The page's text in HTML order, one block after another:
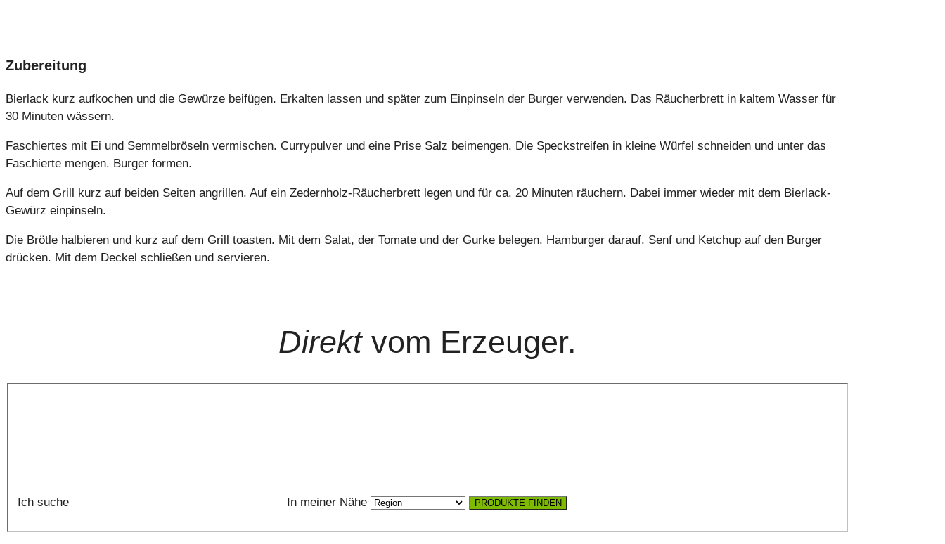
Zubereitung
Bierlack kurz aufkochen und die Gewürze beifügen. Erkalten lassen und später zum Einpinseln der Burger verwenden. Das Räucherbrett in kaltem Wasser für
30 Minuten wässern.
Faschiertes mit Ei und Semmelbröseln vermischen. Currypulver und eine Prise Salz beimengen. Die Speckstreifen in kleine Würfel schneiden und unter das
Faschierte mengen. Burger formen.
Auf dem Grill kurz auf beiden Seiten angrillen. Auf ein Zedernholz-Räucherbrett legen und für ca. 20 Minuten räuchern. Dabei immer wieder mit dem Bierlack-
Gewürz einpinseln.
Die Brötle halbieren und kurz auf dem Grill toasten. Mit dem Salat, der Tomate und der Gurke belegen. Hamburger darauf. Senf und Ketchup auf den Burger
drücken. Mit dem Deckel schließen und servieren.
Direktvom Erzeuger.
Ich suche In meiner Nähe PRODUKTE FINDEN